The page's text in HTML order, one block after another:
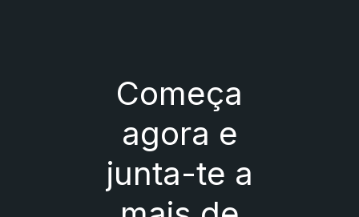
Começa
agora e
junta-te a